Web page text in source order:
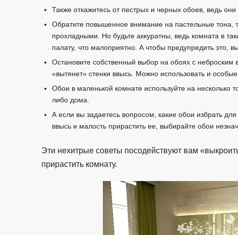
Также откажитесь от пестрых и черных обоев, ведь
Обратите повышенное внимание на пастельные тона,
прохладными. Но будьте аккуратны, ведь комната в
палату, что малоприятно. А чтобы предупредить это,
Остановите собственный выбор на обоях с
«вытянет» стенки ввысь. Можно использовать и
Обои в маленькой комнате используйте на несколько
либо дома.
А если вы задаетесь вопросом, какие обои избрать
ввысь и малость прирастить ее, выбирайте обои
Эти нехитрые советы посодействуют вам
прирастить комнату.